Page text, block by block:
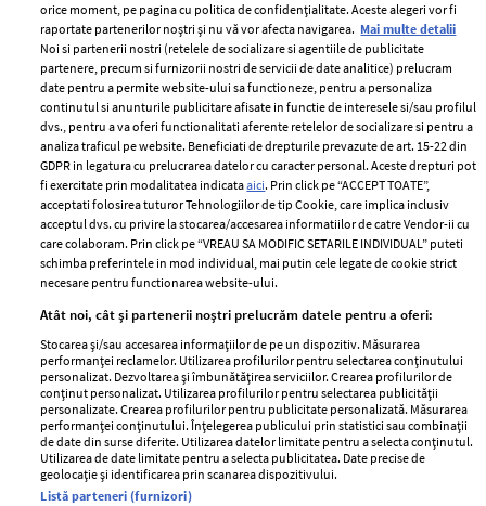
ELLE Style Awards
2024
Despre ELLE
Romania
Contact
Abonamente
Termeni si conditii
Politica de
confidențialitate
Politica de cookies
Publicitate
Unica
Baby
Retete
femei
Viva
Avantaje
Retete practice
Pariază responsabil! Decizia ONJN nr. 821/25.09.2025.
Jocurile de noroc sunt interzise minorilor.
orice moment, pe pagina cu politica de confidențialitate. Aceste alegeri vor fi
raportate partenerilor noștri și nu vă vor afecta navigarea. Mai multe detalii
Noi si partenerii nostri (retelele de socializare si agentiile de publicitate
partenere, precum si furnizorii nostri de servicii de date analitice) prelucram
date pentru a permite website-ului sa functioneze, pentru a personaliza
continutul si anunturile publicitare afisate in functie de interesele si/sau profilul
dvs., pentru a va oferi functionalitati aferente retelelor de socializare si pentru a
analiza traficul pe website. Beneficiati de drepturile prevazute de art. 15-22 din
GDPR in legatura cu prelucrarea datelor cu caracter personal. Aceste drepturi pot
fi exercitate prin modalitatea indicataaici. Prin click pe “ACCEPT TOATE”,
acceptati folosirea tuturor Tehnologiilor de tip Cookie, care implica inclusiv
acceptul dvs. cu privire la stocarea/accesarea informatiilor de catre Vendor-ii cu
care colaboram. Prin click pe “VREAU SA MODIFIC SETARILE INDIVIDUAL” puteti
schimba preferintele in mod individual, mai putin cele legate de cookie strict
necesare pentru functionarea website-ului.
Atât noi, cât și partenerii noștri prelucrăm datele pentru a oferi:
Stocarea și/sau accesarea informațiilor de pe un dispozitiv. Măsurarea
performanței reclamelor. Utilizarea profilurilor pentru selectarea conținutului
personalizat. Dezvoltarea și îmbunătățirea serviciilor. Crearea profilurilor de
conținut personalizat. Utilizarea profilurilor pentru selectarea publicității
personalizate. Crearea profilurilor pentru publicitate personalizată. Măsurarea
performanței conținutului. Înțelegerea publicului prin statistici sau combinații
de date din surse diferite. Utilizarea datelor limitate pentru a selecta conținutul.
Utilizarea de date limitate pentru a selecta publicitatea. Date precise de
geolocație și identificarea prin scanarea dispozitivului.
Listă parteneri (furnizori)